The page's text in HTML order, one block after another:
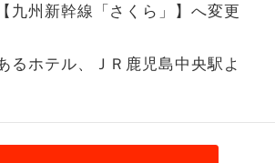
九州新幹線「さくら」】へ変更
るホテル、ＪＲ鹿児島中央駅よ
1名様から出発可能な個人型プランで
2名様から出発可能な個人型プランで
おひとり様限定でご参加いただけるコー
スです。